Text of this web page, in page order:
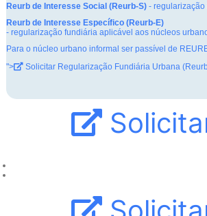
Reurb de Interesse Social (Reurb-S) -
Reurb de Interesse Específico (Reurb-E)
- regularização fundiária aplicável aos núcleos
Para o núcleo urbano informal ser passível de
">
Solicitar Regularização Fundiária Urbana